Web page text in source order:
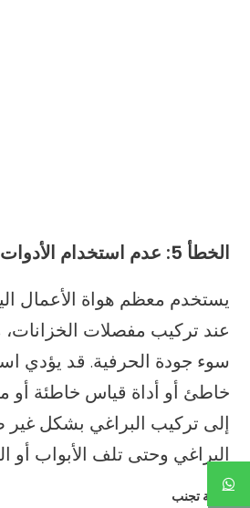
الخطأ 5: عدم استخدام الأدوات المناسبة للتثبيت
يستخدم معظم هواة الأعمال
عند تركيب مفصلات
سوء جودة الحرفية. قد يؤدي
خاطئ أو أداة قياس خاطئة
إلى تركيب البراغي بشكل غير
البراغي وحتى تلف الأبواب أو
كيفية تجنب